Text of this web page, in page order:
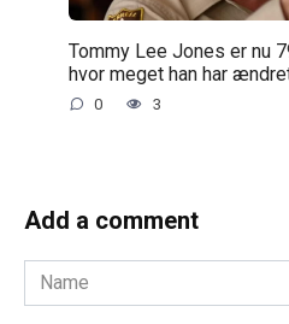
Tommy Lee Jones er nu
hvor meget han har
0 3
Add a comment
Name
*